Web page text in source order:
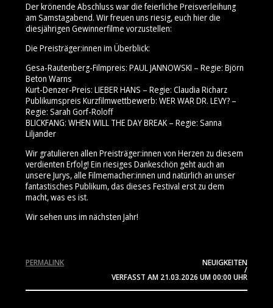
Der krönende Abschluss war die feierliche Preisverleihung
am Samstagabend. Wir freuen uns riesig, euch hier die
diesjährigen Gewinnerfilme vorzustellen:
Die Preisträger:innen im Überblick:
Gesa-Rautenberg-Filmpreis: PAUL JANNOWSKI – Regie: Björn
Beton Warns
Kurt-Denzer-Preis: LIEBER HANS – Regie: Claudia Richarz
Publikumspreis Kurzfilmwettbewerb: WER WAR DR. LEVY? –
Regie: Sarah Gorf-Roloff
BLICKFANG: WHEN WILL THE DAY BREAK – Regie: Sanna
Liljander
Wir gratulieren allen Preisträger:innen von Herzen zu diesem
verdienten Erfolg! Ein riesiges Dankeschön geht auch an
unsere Jurys, alle Filmemacher:innen und natürlich an unser
fantastisches Publikum, das dieses Festival erst zu dem
macht, was es ist.
Wir sehen uns im nächsten Jahr!
NEUIGKEITEN
/
VERFASST AM 21.03.2026 UM 00:00 UHR
PERMALINK